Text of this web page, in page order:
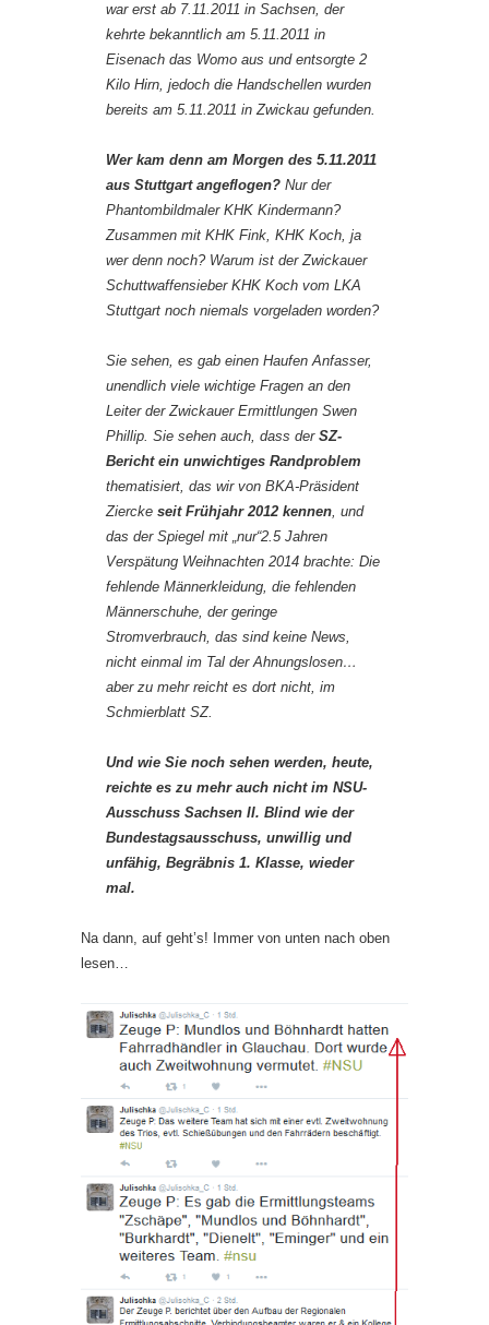
war erst ab 7.11.2011 in Sachsen, der
kehrte bekanntlich am 5.11.2011 in
Eisenach das Womo aus und entsorgte 2
Kilo Hirn, jedoch die Handschellen wurden
bereits am 5.11.2011 in Zwickau gefunden.
Wer kam denn am Morgen des 5.11.2011
aus Stuttgart angeflogen? Nur der
Phantombildmaler KHK Kindermann?
Zusammen mit KHK Fink, KHK Koch, ja
wer denn noch? Warum ist der Zwickauer
Schuttwaffensieber KHK Koch vom LKA
Stuttgart noch niemals vorgeladen worden?
Sie sehen, es gab einen Haufen Anfasser,
unendlich viele wichtige Fragen an den
Leiter der Zwickauer Ermittlungen Swen
Phillip. Sie sehen auch, dass derSZ-
Bericht ein unwichtiges Randproblem
thematisiert, das wir von BKA-Präsident
Ziercke seit Frühjahr 2012 kennen, und
das der Spiegel mit „nur“2.5 Jahren
Verspätung Weihnachten 2014 brachte: Die
fehlende Männerkleidung, die fehlenden
Männerschuhe, der geringe
Stromverbrauch, das sind keine News,
nicht einmal im Tal der Ahnungslosen…
aber zu mehr reicht es dort nicht, im
Schmierblatt SZ.
Und wie Sie noch sehen werden, heute,
reichte es zu mehr auch nicht im NSU-
Ausschuss Sachsen II. Blind wie der
Bundestagsausschuss, unwillig und
unfähig, Begräbnis 1. Klasse, wieder
mal.
Na dann, auf geht’s! Immer von unten nach oben
lesen…